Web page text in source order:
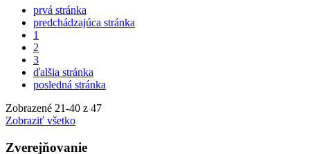
prvá stránka
predchádzajúca stránka
1
2
3
ďalšia stránka
posledná stránka
Zobrazené 21-40 z 47
Zobraziť všetko
Zverejňovanie